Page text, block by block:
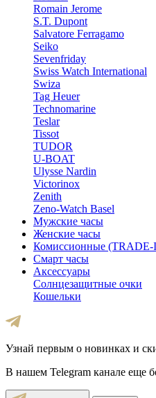
Romain Jerome
S.T. Dupont
Salvatore Ferragamo
Seiko
Sevenfriday
Swiss Watch International
Swiza
Tag Heuer
Technomarine
Teslar
Tissot
TUDOR
U-BOAT
Ulysse Nardin
Victorinox
Zenith
Zeno-Watch Basel
Мужские часы
Женские часы
Комиссионные (TRADE-
Смарт часы
Аксессуары
Солнцезащитные очки
Кошельки
Узнай первым о новинках и
В нашем Telegram канале еще